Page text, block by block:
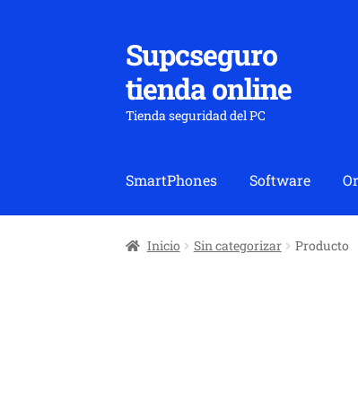
Ir
a
la
navegación
Ir
al
contenido
Supcseguro
tienda online
Tienda seguridad del PC
SmartPhones Software
Inicio Sin categorizar Producto